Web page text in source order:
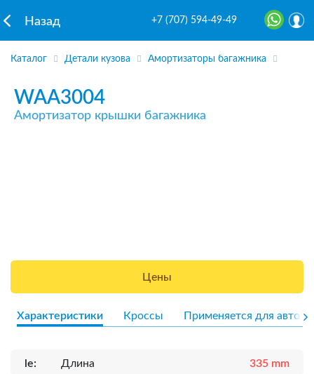
Назад +7 (707) 594-49-49
Каталог Детали кузова Амортизаторы багажника
WAA3004
Амортизатор крышки багажника
Цены
Характеристики Кроссы Применяется для авто
le: Длина 335 mm